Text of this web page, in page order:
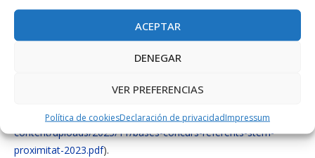
ACEPTAR
DENEGAR
VER PREFERENCIAS
Política de cookiesDeclaración de privacidadImpressum
https://ja.cat/exposicioitinerantdones . Más información aquí:
https://www.fundaciobit.org/material-didactic-alineat-amb-la-
lomloe-per-les-vocacions-stem-a-labast-dels-centres-
. Los centros que acojan la exposición también
el 24 de mayo de 2024, (consultar las bases aquí:
https://www.fundaciobit.org/wp-
content/uploads/2023/11/bases-concurs-referents-stem-
proximitat-2023.pdf).